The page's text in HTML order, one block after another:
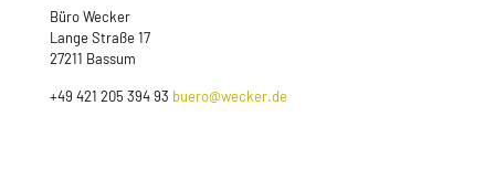
Büro Wecker
Lange Straße 17
27211 Bassum
+49 421 205 394 93 buero@wecker.de